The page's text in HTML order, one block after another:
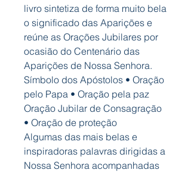
livro sintetiza de forma muito bela
o significado das Aparições e
reúne as Orações Jubilares por
ocasião do Centenário das
Aparições de Nossa Senhora.
Símbolo dos Apóstolos • Oração
pelo Papa • Oração pela paz
Oração Jubilar de Consagração
• Oração de proteção
Algumas das mais belas e
inspiradoras palavras dirigidas a
Nossa Senhora acompanhadas